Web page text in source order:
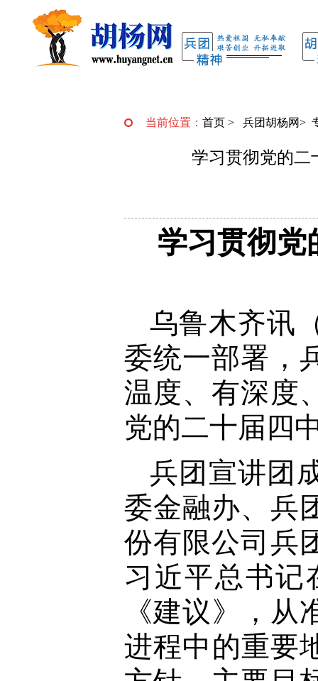
当前位置： 首页 > 兵团胡杨网>
学习贯彻党的二
学习贯彻党
乌鲁木齐讯
委统一部署，
温度、有深度
党的二十届四
兵团宣讲团
委金融办、兵
份有限公司兵
习近平总书记
《建议》，
进程中的重要